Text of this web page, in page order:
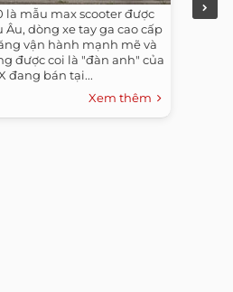
là mẫu max scooter được
Âu, dòng xe tay ga cao cấp
vận hành mạnh mẽ và
được coi là "đàn anh" của
đang bán tại...
Xem thêm